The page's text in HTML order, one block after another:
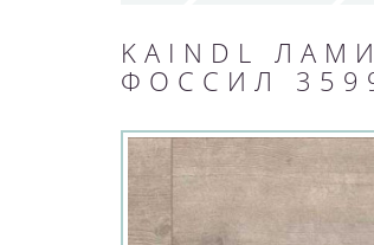
KAINDL
ФОССИЛ